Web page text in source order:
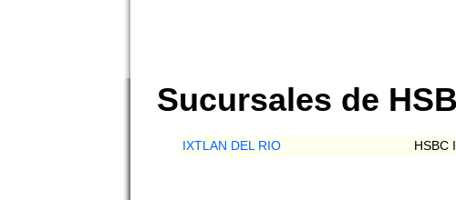
Sucursales de
IXTLAN DEL RIO HSBC